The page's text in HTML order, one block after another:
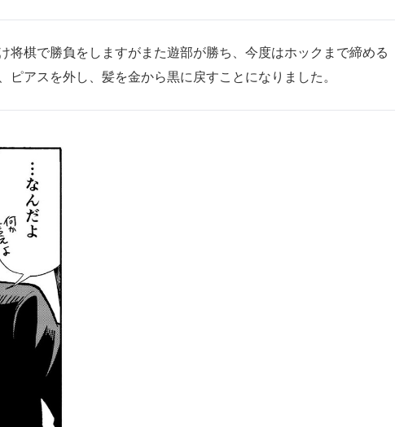
棋で勝負をしますがまた遊部が勝ち、今度はホックまで締める
ピアスを外し、髪を金から黒に戻すことになりました。